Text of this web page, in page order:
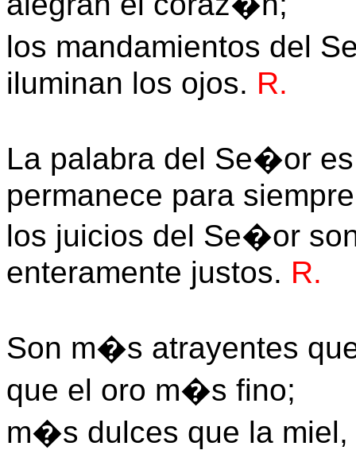
los mandamientos del
iluminan los ojos. R.
La palabra del Se�or
permanece para
los juicios del Se�or
enteramente justos. R.
Son m�s atrayentes
que el oro m�s fino;
m�s dulces que la miel,